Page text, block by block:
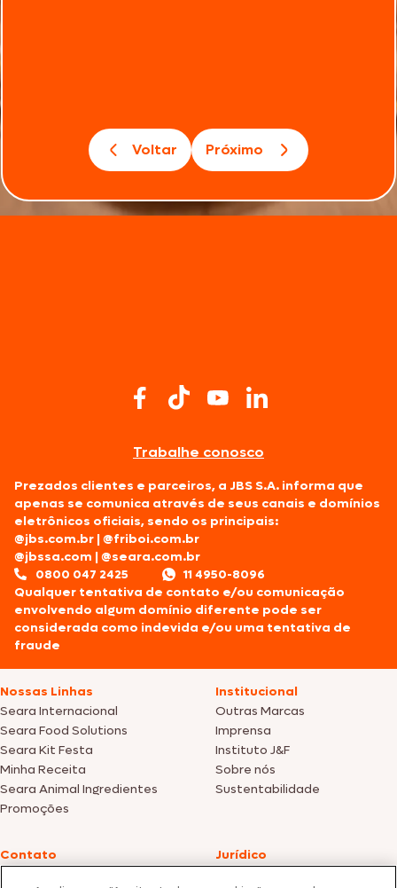
Voltar Próximo
Trabalhe conosco
Prezados clientes e parceiros, a JBS S.A. informa que
apenas se comunica através de seus canais e domínios
eletrônicos oficiais, sendo os principais:
@jbs.com.br |@friboi.com.br
@jbssa.com |@seara.com.br
0800 047 2425
11 4950-8096
Qualquer tentativa de contato e/ou comunicação
envolvendo algum domínio diferente pode ser
considerada como indevida e/ou uma tentativa de
fraude
Nossas Linhas
Seara Internacional
Seara Food Solutions
Seara Kit Festa
Minha Receita
Seara Animal Ingredientes
Promoções
Institucional
Outras Marcas
Imprensa
Instituto J&F
Sobre nós
Sustentabilidade
Contato
Jurídico